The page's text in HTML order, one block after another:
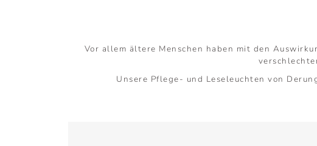
Vor allem ältere Menschen haben mit den
Unsere Pflege- und Leseleuchten von